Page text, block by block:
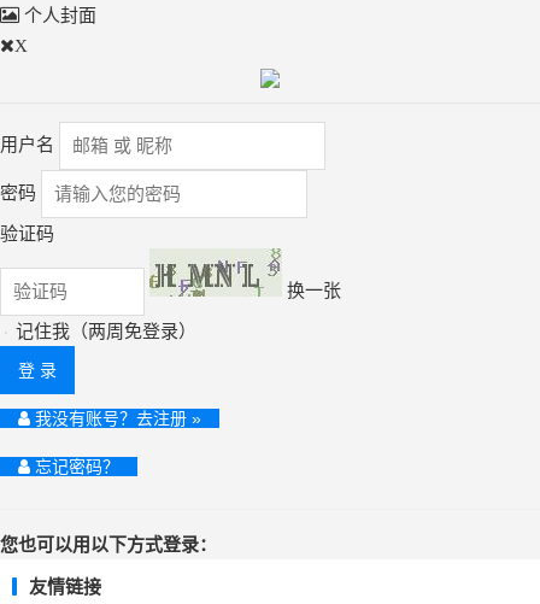
个人封面
X
用户名
密码
验证码
换一张
记住我（两周免登录）
登 录
我没有账号？去注册 »
忘记密码？
您也可以用以下方式登录：
友情链接